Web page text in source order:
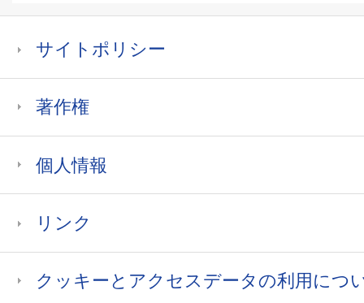
サイトポリシー
著作権
個人情報
リンク
クッキーとアクセスデータの利用につ